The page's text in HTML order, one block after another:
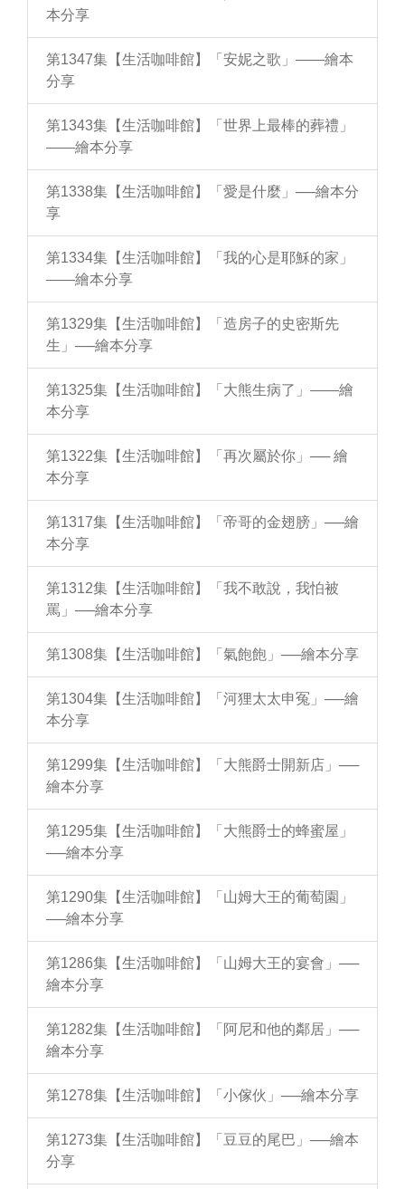
本分享
第1347集【生活咖啡館】「安妮之歌」——繪本
分享
第1343集【生活咖啡館】「世界上最棒的葬禮」
——繪本分享
第1338集【生活咖啡館】「愛是什麼」──繪本分
享
第1334集【生活咖啡館】「我的心是耶穌的家」
——繪本分享
第1329集【生活咖啡館】「造房子的史密斯先
生」──繪本分享
第1325集【生活咖啡館】「大熊生病了」——繪
本分享
第1322集【生活咖啡館】「再次屬於你」── 繪
本分享
第1317集【生活咖啡館】「帝哥的金翅膀」──繪
本分享
第1312集【生活咖啡館】「我不敢說，我怕被
罵」──繪本分享
第1308集【生活咖啡館】「氣飽飽」──繪本分享
第1304集【生活咖啡館】「河狸太太申冤」──繪
本分享
第1299集【生活咖啡館】「大熊爵士開新店」──
繪本分享
第1295集【生活咖啡館】「大熊爵士的蜂蜜屋」
──繪本分享
第1290集【生活咖啡館】「山姆大王的葡萄園」
──繪本分享
第1286集【生活咖啡館】「山姆大王的宴會」──
繪本分享
第1282集【生活咖啡館】「阿尼和他的鄰居」──
繪本分享
第1278集【生活咖啡館】「小傢伙」──繪本分享
第1273集【生活咖啡館】「豆豆的尾巴」──繪本
分享